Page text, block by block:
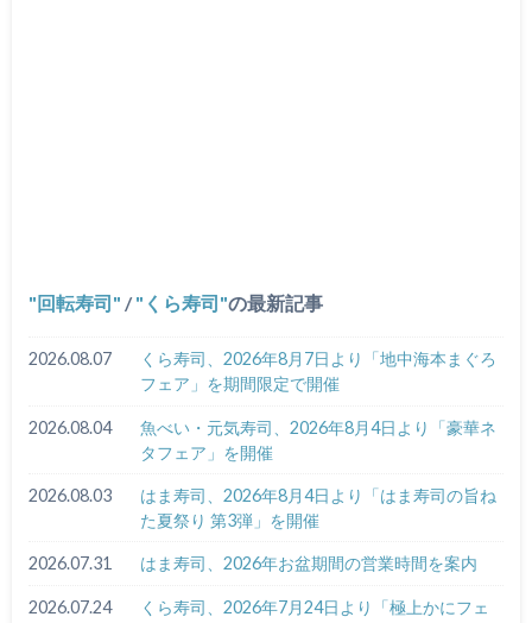
回転寿司 / くら寿司 の最新記事
2026.08.07
くら寿司、2026年8月7日より「地中海本まぐろ
フェア」を期間限定で開催
2026.08.04
魚べい・元気寿司、2026年8月4日より「豪華ネ
タフェア」を開催
2026.08.03
はま寿司、2026年8月4日より「はま寿司の旨ね
た夏祭り 第3弾」を開催
2026.07.31 はま寿司、2026年お盆期間の営業時間を案内
2026.07.24
くら寿司、2026年7月24日より「極上かにフェ